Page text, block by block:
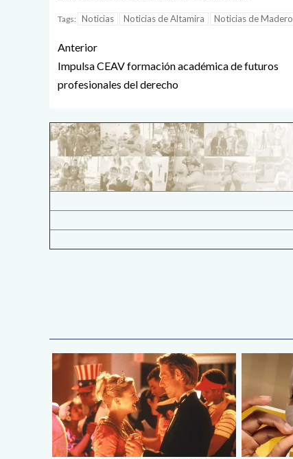
Tags: Noticias Noticias de Altamira Noticias de Madero
Anterior
Impulsa CEAV formación académica de futuros
profesionales del derecho